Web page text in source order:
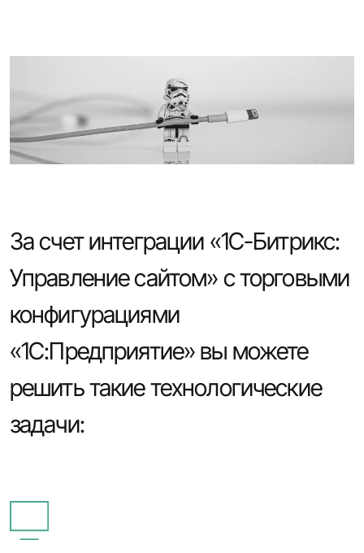
За счет интеграции «1С-Битрикс:
Управление сайтом» с торговыми
конфигурациями
«1С:Предприятие» вы можете
решить такие технологические
задачи: